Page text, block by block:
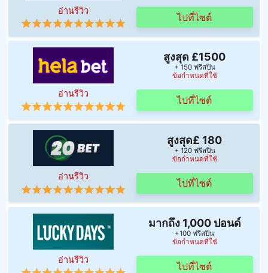
อ่านรีวิว
ไปที่ไซต์
สูงสุด £1500
+ 150 ฟรีสปิน
ข้อกำหนดที่ใช้
อ่านรีวิว
ไปที่ไซต์
สูงสุด£ 180
+ 120 ฟรีสปิน
ข้อกำหนดที่ใช้
อ่านรีวิว
ไปที่ไซต์
มากถึง 1,000 ปอนด์
+100 ฟรีสปิน
ข้อกำหนดที่ใช้
อ่านรีวิว
ไปที่ไซต์